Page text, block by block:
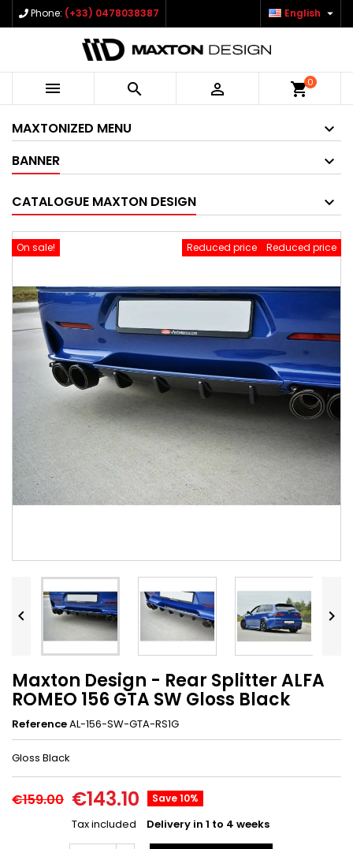
Phone: (+33) 0478038387 English 
   shopping_cart0
MAXTONIZED MENU
BANNER
CATALOGUE MAXTON DESIGN
On sale! Reduced price
Reduced price
 
Maxton Design - Rear Splitter ALFA
ROMEO 156 GTA SW Gloss Black
ReferenceAL-156-SW-GTA-RS1G
Gloss Black
€159.00 €143.10 Save 10%
Tax included Delivery in 1 to 4 weeks